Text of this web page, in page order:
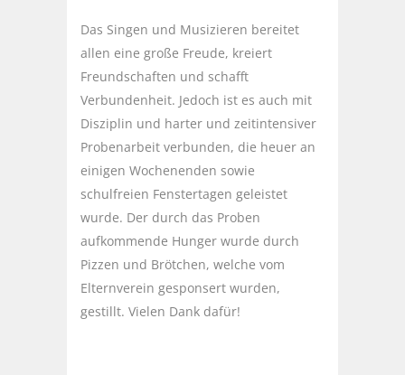
Das Singen und Musizieren bereitet
allen eine große Freude, kreiert
Freundschaften und schafft
Verbundenheit. Jedoch ist es auch mit
Disziplin und harter und zeitintensiver
Probenarbeit verbunden, die heuer an
einigen Wochenenden sowie
schulfreien Fenstertagen geleistet
wurde. Der durch das Proben
aufkommende Hunger wurde durch
Pizzen und Brötchen, welche vom
Elternverein gesponsert wurden,
gestillt. Vielen Dank dafür!